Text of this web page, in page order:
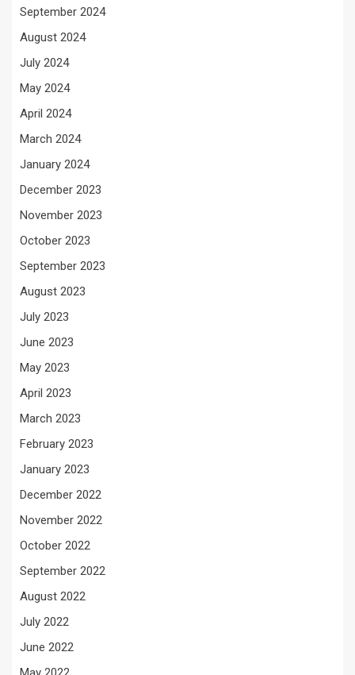
September 2024
August 2024
July 2024
May 2024
April 2024
March 2024
January 2024
December 2023
November 2023
October 2023
September 2023
August 2023
July 2023
June 2023
May 2023
April 2023
March 2023
February 2023
January 2023
December 2022
November 2022
October 2022
September 2022
August 2022
July 2022
June 2022